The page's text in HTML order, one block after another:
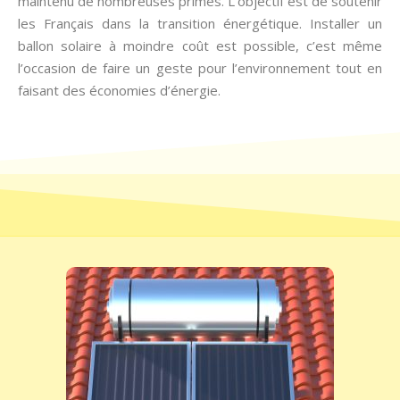
les Français dans la transition énergétique. Installer un
ballon solaire à moindre coût est possible, c’est même
l’occasion de faire un geste pour l’environnement tout en
faisant des économies d’énergie.